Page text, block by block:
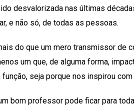
desvalorizada nas últimas
e não só, de todas as pessoas.
do que um mero transmissor de
um que, de alguma forma,
função, seja porque nos inspirou
bom professor pode ficar para